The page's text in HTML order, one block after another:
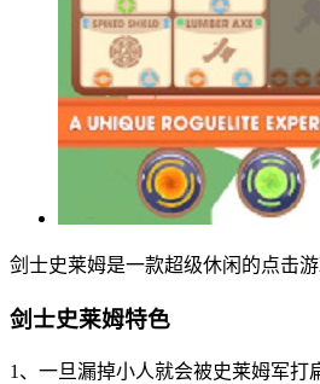
剑士史莱姆是一款超级休闲的点击
剑士史莱姆特色
1、一旦漏掉小人就会被史莱姆军打